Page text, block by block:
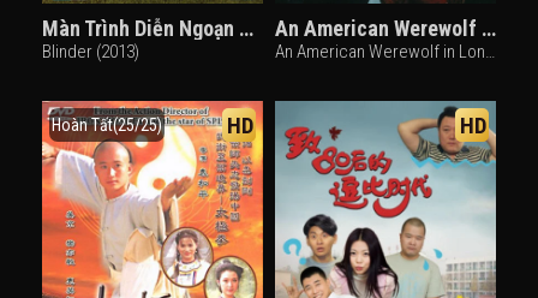
Màn Trình Diễn Ngoạn Mục
Blinder (2013)
An American Werewolf in London
An American Werewolf in London (1981)
Hoàn Tất(25/25) HD HD